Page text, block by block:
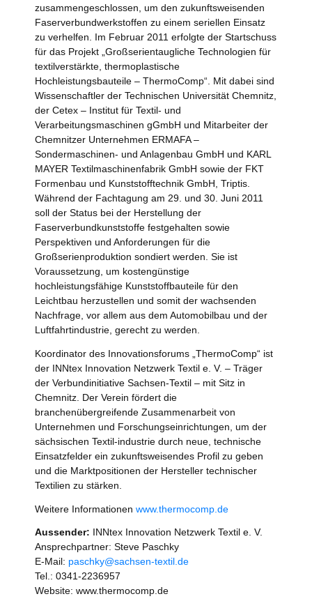
zusammengeschlossen, um den zukunftsweisenden
Faserverbundwerkstoffen zu einem seriellen Einsatz
zu verhelfen. Im Februar 2011 erfolgte der Startschuss
für das Projekt „Großserientaugliche Technologien für
textilverstärkte, thermoplastische
Hochleistungsbauteile – ThermoComp“. Mit dabei sind
Wissenschaftler der Technischen Universität Chemnitz,
der Cetex – Institut für Textil- und
Verarbeitungsmaschinen gGmbH und Mitarbeiter der
Chemnitzer Unternehmen ERMAFA –
Sondermaschinen- und Anlagenbau GmbH und KARL
MAYER Textilmaschinenfabrik GmbH sowie der FKT
Formenbau und Kunststofftechnik GmbH, Triptis.
Während der Fachtagung am 29. und 30. Juni 2011
soll der Status bei der Herstellung der
Faserverbundkunststoffe festgehalten sowie
Perspektiven und Anforderungen für die
Großserienproduktion sondiert werden. Sie ist
Voraussetzung, um kostengünstige
hochleistungsfähige Kunststoffbauteile für den
Leichtbau herzustellen und somit der wachsenden
Nachfrage, vor allem aus dem Automobilbau und der
Luftfahrtindustrie, gerecht zu werden.
Koordinator des Innovationsforums „ThermoComp“ ist
der INNtex Innovation Netzwerk Textil e. V. – Träger
der Verbundinitiative Sachsen-Textil – mit Sitz in
Chemnitz. Der Verein fördert die
branchenübergreifende Zusammenarbeit von
Unternehmen und Forschungseinrichtungen, um der
sächsischen Textil-industrie durch neue, technische
Einsatzfelder ein zukunftsweisendes Profil zu geben
und die Marktpositionen der Hersteller technischer
Textilien zu stärken.
Weitere Informationen www.thermocomp.de
Aussender: INNtex Innovation Netzwerk Textil e. V.
Ansprechpartner: Steve Paschky
E-Mail: paschky@sachsen-textil.de
Tel.: 0341-2236957
Website: www.thermocomp.de